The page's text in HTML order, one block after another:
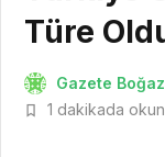
Türe
Gazete Boğaz
1 dakikada